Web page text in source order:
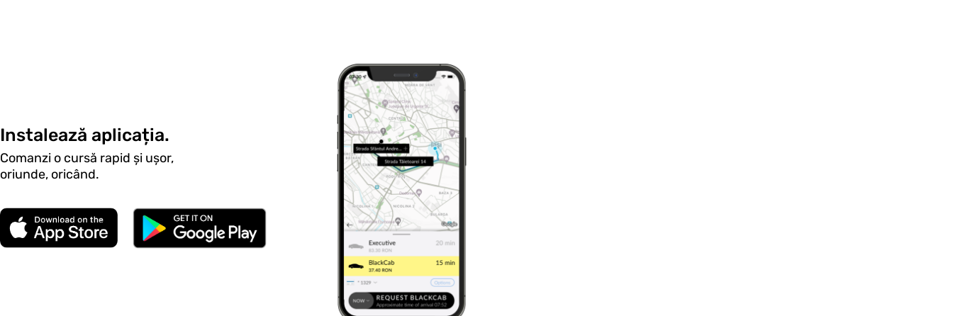
Instalează aplicația.
Comanzi o cursă rapid și ușor,
oriunde, oricând.